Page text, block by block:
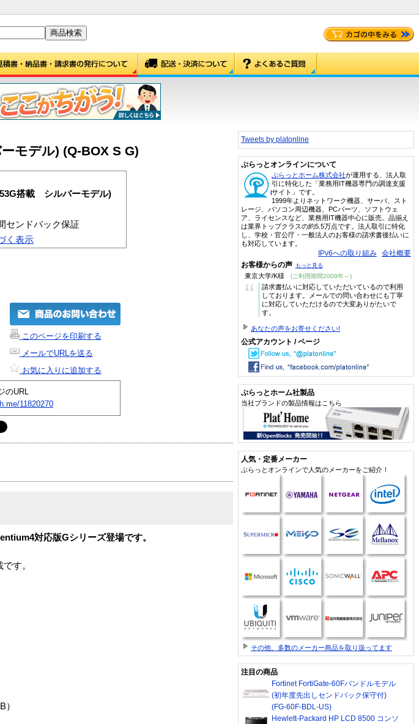
モデル) (Q-BOX S G)
搭載 シルバーモデル)
センドバック保証
く表示
このページを印刷する
メールでURLを送る
お気に入りに追加する
のURL
11820270
対応版Gシリーズ登場です。
す。
Tweets by platonline
ぷらっとオンラインについて
ぷらっとホーム株式会社が運用する、法人取
引に特化した「業務用IT機器専門の調達支援
サイト」です。
1999年よりネットワーク機器、サーバ、スト
レージ、パソコン周辺機器、PCパーツ、ソフトウェ
ア、ライセンスなど、業務用IT機器中心に販売。品揃え
は業界トップクラスの約5.5万点です。法人取引に特化
し、学校・官公庁・一般法人のお客様の請求書後払いに
も対応しています。
IPv6への取り組み 会社概要
お客様からの声 もっと見る
東京大学/K様 (ご利用期間2009年～)
“
請求書払いに対応していただいているので利用
しております。メールでの問い合わせにも丁寧
に対応していただけるので大変ありがたいで
す。
あなたの声をお寄せください!
公式アカウント / ページ
ぷらっとホーム社製品
当社ブランドの製品情報はこちら
人気・定番メーカー
ぷらっとオンラインで人気のメーカーをご紹介！
その他、多数のメーカー商品を取り扱ってます
注目の商品
Fortinet FortiGate-60Fバンドルモデル
(初年度先出しセンドバック保守付)
(FG-60F-BDL-US)
Hewlett-Packard HP LCD 8500 コンソ